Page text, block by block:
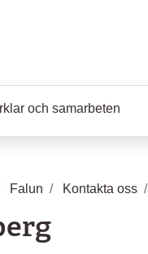
och samarbeten
Falun Kontakta oss